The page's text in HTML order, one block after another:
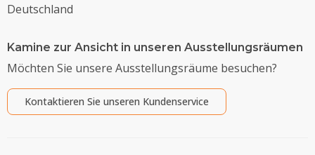
Deutschland
Kamine zur Ansicht in unseren Ausstellungsräumen
Möchten Sie unsere Ausstellungsräume besuchen?
Kontaktieren Sie unseren Kundenservice